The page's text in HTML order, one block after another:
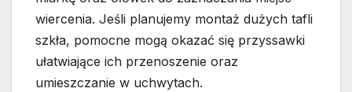
wiercenia. Jeśli planujemy montaż dużych tafli
szkła, pomocne mogą okazać się przyssawki
ułatwiające ich przenoszenie oraz
umieszczanie w uchwytach.